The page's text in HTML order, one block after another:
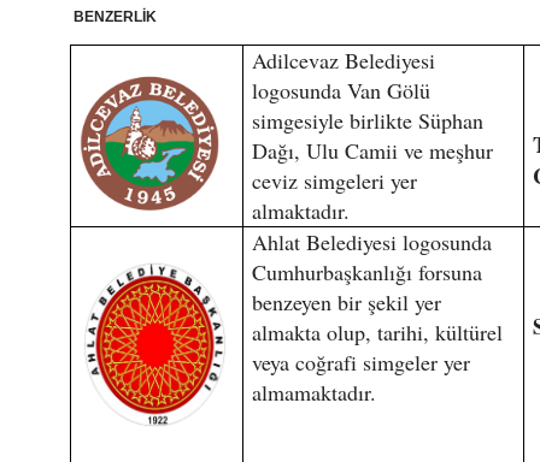
BENZERLİK
Adilcevaz Belediyesi
logosunda Van Gölü
simgesiyle birlikte Süphan
Dağı, Ulu Camii ve meşhur
ceviz simgeleri yer
almaktadır.
Ahlat Belediyesi logosunda
Cumhurbaşkanlığı forsuna
benzeyen bir şekil yer
almakta olup, tarihi, kültürel
veya coğrafi simgeler yer
almamaktadır.